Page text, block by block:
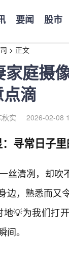
要闻 股市
> 正文
家庭摄
滴
实 2026-02-08
寻常日子
丝清冽，却
边，熟悉而又
地💡为我们打
。